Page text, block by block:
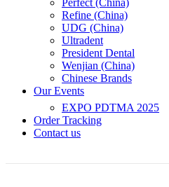
Perfect (China)
Refine (China)
UDG (China)
Ultradent
President Dental
Wenjian (China)
Chinese Brands
Our Events
EXPO PDTMA 2025
Order Tracking
Contact us